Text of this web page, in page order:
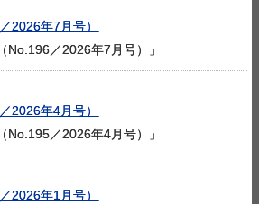
2026年7月号）
No.196／2026年7月号）」
2026年4月号）
No.195／2026年4月号）」
2026年1月号）